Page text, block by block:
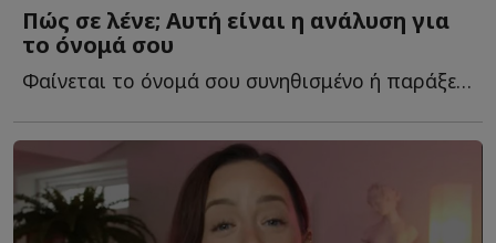
Πώς σε λένε; Αυτή είναι η ανάλυση για
το όνομά σου
Φαίνεται το όνομά σου συνηθισμένο ή παράξενο; Γνωρίζεις ό...